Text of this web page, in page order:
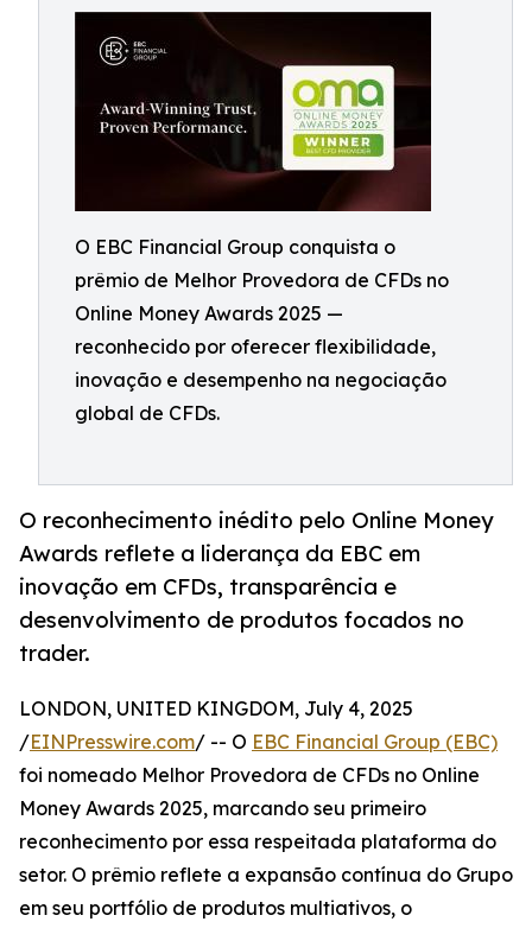
O EBC Financial Group conquista o
prêmio de Melhor Provedora de CFDs no
Online Money Awards 2025 —
reconhecido por oferecer flexibilidade,
inovação e desempenho na negociação
global de CFDs.
O reconhecimento inédito pelo Online Money
Awards reflete a liderança da EBC em
inovação em CFDs, transparência e
desenvolvimento de produtos focados no
trader.
LONDON, UNITED KINGDOM, July 4, 2025
/EINPresswire.com/ -- O EBC Financial Group (EBC)
foi nomeado Melhor Provedora de CFDs no Online
Money Awards 2025, marcando seu primeiro
reconhecimento por essa respeitada plataforma do
setor. O prêmio reflete a expansão contínua do Grupo
em seu portfólio de produtos multiativos, o